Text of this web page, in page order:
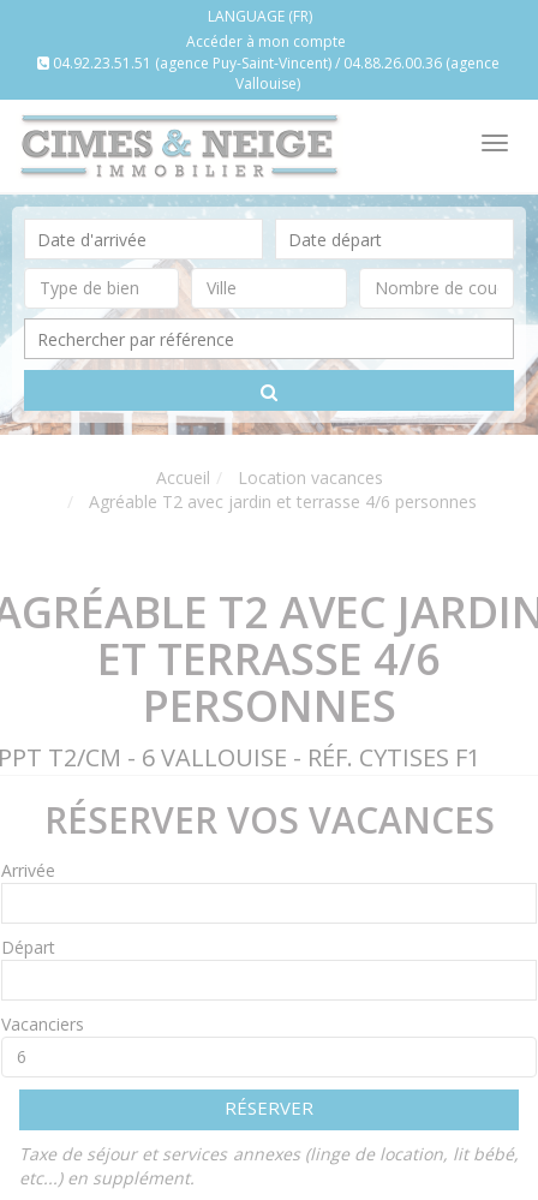
LANGUAGE (FR)
Accéder à mon compte
04.92.23.51.51 (agence Puy-Saint-Vincent) / 04.88.26.00.36 (agence
Vallouise)
Accueil
Location vacances
Agréable T2 avec jardin et terrasse 4/6 personnes
T2 AVEC
ET TERRASSE 4/6
PERSONNES
T2/CM - 6 VALLOUISE - RÉF. CYTISES F1
RÉSERVER VOS VACANCES
Arrivée
Départ
Vacanciers
RÉSERVER
Taxe de séjour et services annexes (linge de location, lit bébé,
etc...) en supplément.